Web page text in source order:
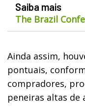
Saiba mais
The Brazil
Ainda assim,
pontuais,
compradores,
peneiras altas de